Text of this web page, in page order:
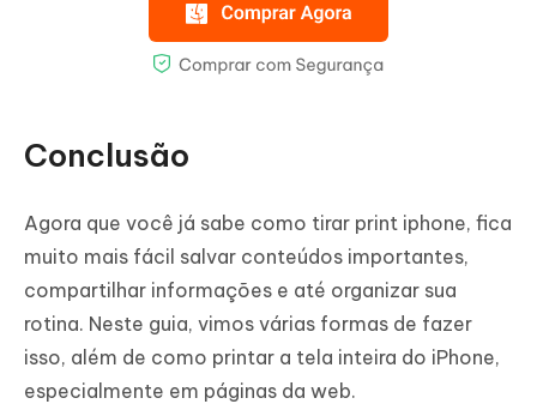
Conclusão
Agora que você já sabe como tirar print iphone, fica
muito mais fácil salvar conteúdos importantes,
compartilhar informações e até organizar sua
rotina. Neste guia, vimos várias formas de fazer
isso, além de como printar a tela inteira do iPhone,
especialmente em páginas da web.